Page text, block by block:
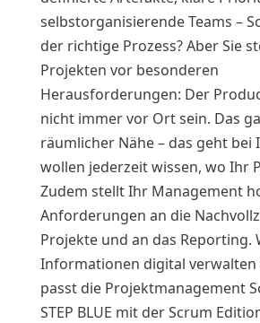
selbstorganisierende Teams –
der richtige Prozess? Aber Sie
Projekten vor besonderen
Herausforderungen: Der
nicht immer vor Ort sein. Das
räumlicher Nähe – das geht bei
wollen jederzeit wissen, wo Ihr
Zudem stellt Ihr Management
Anforderungen an die
Projekte und an das Reporting.
Informationen digital verwalten
passt die Projektmanagement
STEP BLUE mit der Scrum